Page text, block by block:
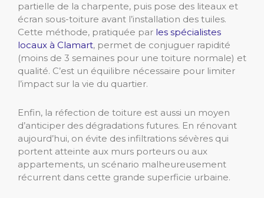
partielle de la charpente, puis pose des liteaux et
écran sous-toiture avant l’installation des tuiles.
Cette méthode, pratiquée par les spécialistes
locaux à Clamart, permet de conjuguer rapidité
(moins de 3 semaines pour une toiture normale) et
qualité. C’est un équilibre nécessaire pour limiter
l’impact sur la vie du quartier.
Enfin, la réfection de toiture est aussi un moyen
d’anticiper des dégradations futures. En rénovant
aujourd’hui, on évite des infiltrations sévères qui
portent atteinte aux murs porteurs ou aux
appartements, un scénario malheureusement
récurrent dans cette grande superficie urbaine.